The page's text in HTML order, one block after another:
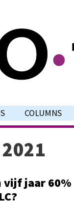
COLUMNS
vijf jaar 60%